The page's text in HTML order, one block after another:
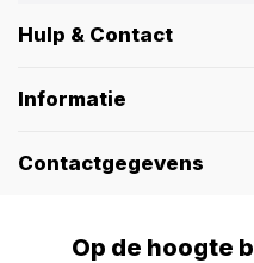
Hulp & Contact
Informatie
Contactgegevens
Op de hoogte